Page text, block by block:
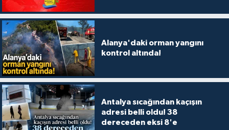
Alanya'daki orman yangını
kontrol altında!
Antalya sıcağından kaçışın
adresi belli oldu! 38
dereceden eksi 8'e